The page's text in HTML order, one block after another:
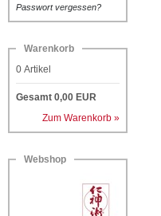
Passwort vergessen?
Warenkorb
0 Artikel
Gesamt 0,00 EUR
Zum Warenkorb »
Webshop